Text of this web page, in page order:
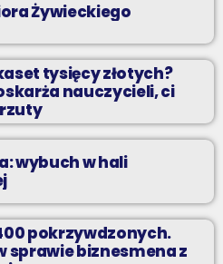
Żywieckiego
tysięcy złotych?
nauczycieli, ci
wybuch w hali
pokrzywdzonych.
sprawie biznesmena z